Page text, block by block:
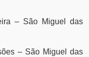
– São Miguel das
– São Miguel das